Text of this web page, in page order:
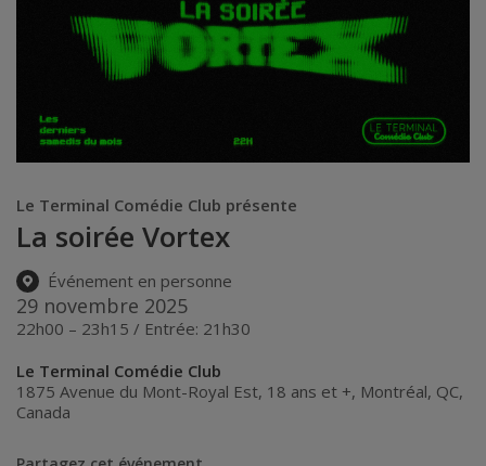
Le Terminal Comédie Club présente
La soirée Vortex
Événement en personne
29 novembre 2025
22h00 – 23h15 / Entrée: 21h30
Le Terminal Comédie Club
1875 Avenue du Mont-Royal Est, 18 ans et +, Montréal, QC,
Canada